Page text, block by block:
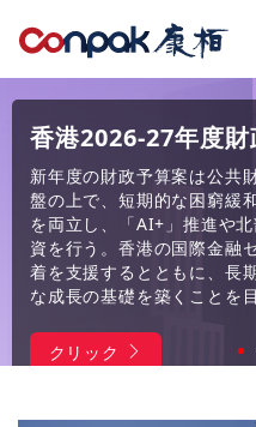
康
栢
会
計
所
香港2026-27年度
新年度の財政予算案は公共
盤の上で、短期的な困窮緩
を両立し、「AI+」推進や
資を行う。香港の国際金融
着を支援するとともに、長
な成長の基礎を築くことを目
クリック